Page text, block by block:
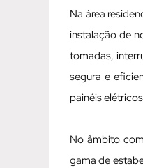
Na área
instalação de
tomadas,
segura e
painéis
No âmbito
gama de